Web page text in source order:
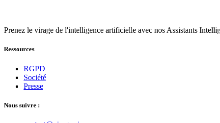
Prenez le virage de l'intelligence artificielle avec nos Assistants
Ressources
RGPD
Société
Presse
Nous suivre :